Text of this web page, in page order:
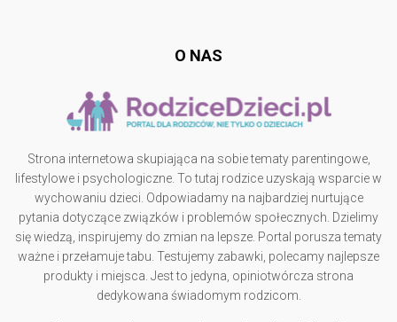
O NAS
Strona internetowa skupiająca na sobie tematy parentingowe,
lifestylowe i psychologiczne. To tutaj rodzice uzyskają wsparcie w
wychowaniu dzieci. Odpowiadamy na najbardziej nurtujące
pytania dotyczące związków i problemów społecznych. Dzielimy
się wiedzą, inspirujemy do zmian na lepsze. Portal porusza tematy
ważne i przełamuje tabu. Testujemy zabawki, polecamy najlepsze
produkty i miejsca. Jest to jedyna, opiniotwórcza strona
dedykowana świadomym rodzicom.